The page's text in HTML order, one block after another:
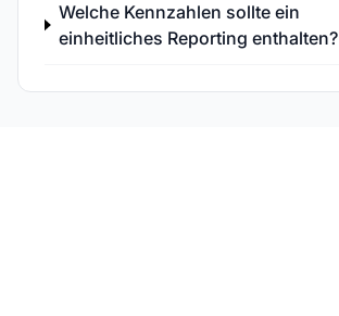
Welche Kennzahlen sollte ein
einheitliches Reporting enthalten?